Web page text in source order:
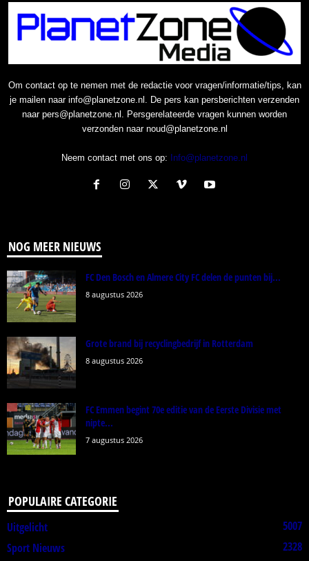
Om contact op te nemen met de redactie voor vragen/informatie/tips, kan
je mailen naar info@planetzone.nl. De pers kan persberichten verzenden
naar pers@planetzone.nl. Persgerelateerde vragen kunnen worden
verzonden naar noud@planetzone.nl
Neem contact met ons op: Info@planetzone.nl
NOG MEER NIEUWS
FC Den Bosch en Almere City FC delen de punten bij...
8 augustus 2026
Grote brand bij recyclingbedrijf in Rotterdam
8 augustus 2026
FC Emmen begint 70e editie van de Eerste Divisie met
nipte...
7 augustus 2026
POPULAIRE CATEGORIE
Uitgelicht
5007
Sport Nieuws
2328